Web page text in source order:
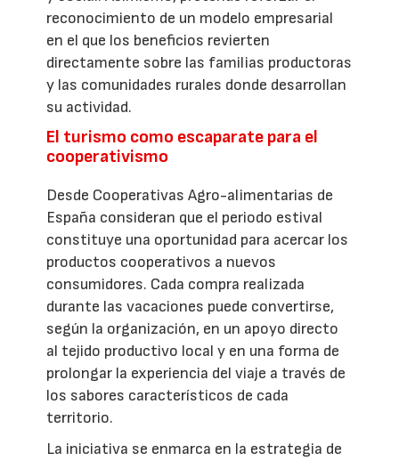
reconocimiento de un modelo empresarial
en el que los beneficios revierten
directamente sobre las familias productoras
y las comunidades rurales donde desarrollan
su actividad.
El turismo como escaparate para el
cooperativismo
Desde Cooperativas Agro-alimentarias de
España consideran que el periodo estival
constituye una oportunidad para acercar los
productos cooperativos a nuevos
consumidores. Cada compra realizada
durante las vacaciones puede convertirse,
según la organización, en un apoyo directo
al tejido productivo local y en una forma de
prolongar la experiencia del viaje a través de
los sabores característicos de cada
territorio.
La iniciativa se enmarca en la estrategia de